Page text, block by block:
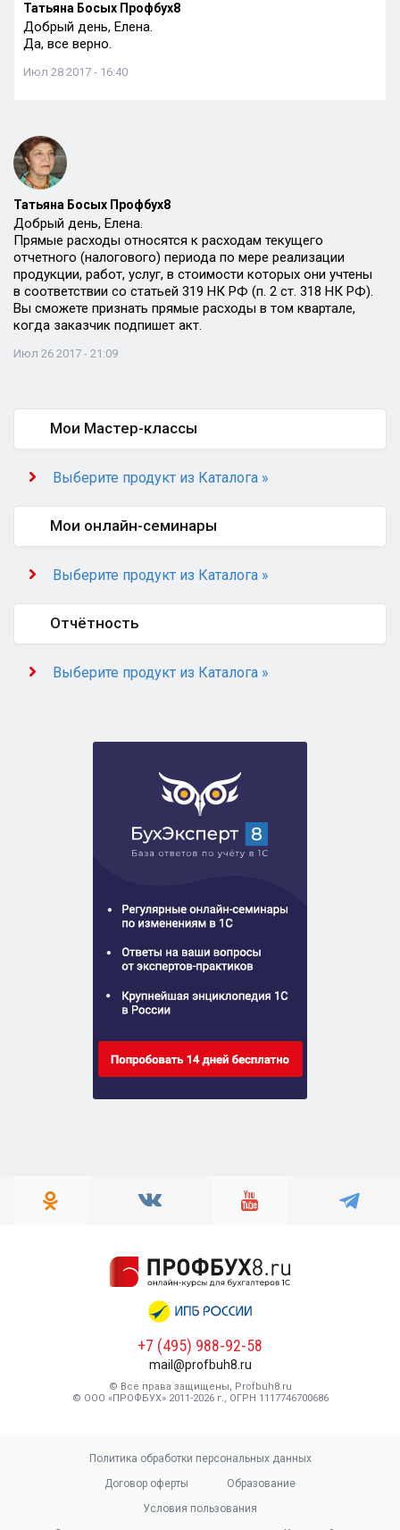
Татьяна Босых Профбух8
Добрый день, Елена.
Да, все верно.
Июл 28 2017 - 16:40
Татьяна Босых Профбух8
Добрый день, Елена.
Прямые расходы относятся к расходам текущего
отчетного (налогового) периода по мере реализации
продукции, работ, услуг, в стоимости которых они учтены
в соответствии со статьей 319 НК РФ (п. 2 ст. 318 НК РФ).
Вы сможете признать прямые расходы в том квартале,
когда заказчик подпишет акт.
Июл 26 2017 - 21:09
Мои Мастер-классы
Выберите продукт из Каталога »
Мои онлайн-семинары
Выберите продукт из Каталога »
Отчётность
Выберите продукт из Каталога »
+7 (495) 988-92-58
mail@profbuh8.ru
© Все права защищены, Profbuh8.ru
© ООО «ПРОФБУХ» 2011-2026 г., ОГРН 1117746700686
Политика обработки персональных данных
Договор оферты
Образование
Условия пользования